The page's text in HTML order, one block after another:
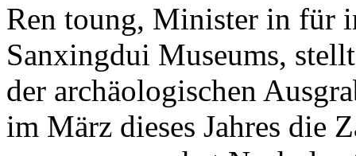
Ren toung, Minister in für
Sanxingdui Museums,
der archäologischen
im März dieses Jahres die